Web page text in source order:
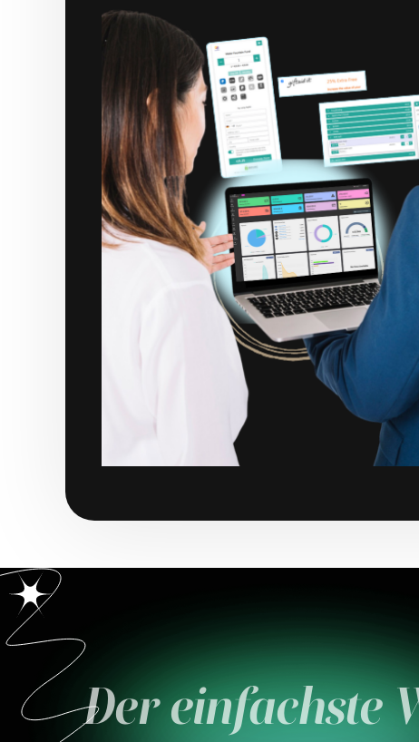
Der einfachste